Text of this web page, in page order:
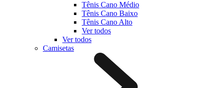
Tênis Cano Médio
Tênis Cano Baixo
Tênis Cano Alto
Ver todos
Ver todos
Camisetas